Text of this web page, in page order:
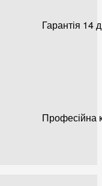
Гарантія 14
Професійна